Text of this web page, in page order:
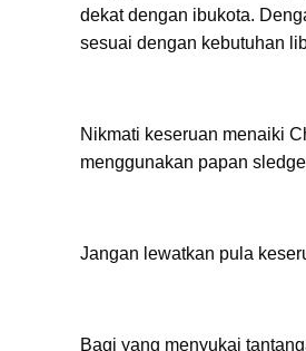
dekat dengan ibukota.
sesuai dengan kebutuhan
Nikmati keseruan menaiki
menggunakan papan
Jangan lewatkan pula
Bagi yang menyukai